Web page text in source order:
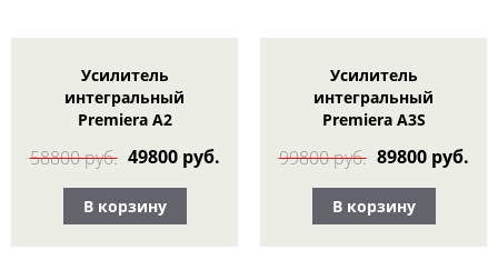
Усилитель
интегральный
Premiera A2
58800 руб. 49800 руб.
В корзину
Усилитель
интегральный
Premiera A3S
99800 руб. 89800 руб.
В корзину